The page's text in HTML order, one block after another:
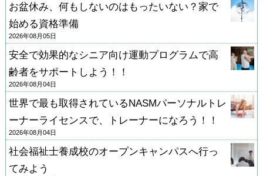
した。しかし、タイトなスケジュールの中でも手厚
くサポートしていただけたのも、「キャリアドライ
ブの講座」に決めた一因だったかもしれません。
「資格を取ったけれど、この先どう活動すればいい
かわからない」という相談を受ける中で、学びを“実
践の場”に変える支援の必要性を感じています。今後
は、資格取得後の実践支援やコミュニティ形成にも
力を入れていきたいと考えています。
合格という結果だけでなく、「人と向き合うとはど
ういうことか」を深く実感しながら進められたこと
が、この講座の大きな魅力だったと感じています。
お盆休み、何もしないのはもったいない？家で
始める資格準備
2026年08月05日
安全で効果的なシニア向け運動プログラムで高
齢者をサポートしよう！！
2026年08月04日
世界で最も取得されているNASMパーソナルトレ
ーナーライセンスで、トレーナーになろう！！
2026年08月04日
社会福祉士養成校のオープンキャンパスへ行っ
てみよう